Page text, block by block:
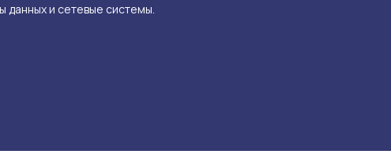
данных и сетевые системы.